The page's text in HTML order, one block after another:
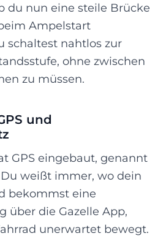
du nun eine steile Brücke
Ampelstart
schaltest nahtlos zur
ohne zwischen
zu müssen.
und
GPS eingebaut, genannt
Du weißt immer, wo dein
bekommst eine
über die Gazelle App,
unerwartet bewegt.